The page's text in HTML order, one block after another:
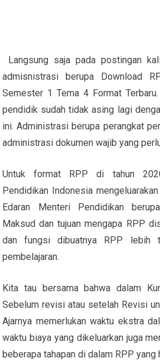
Langsung saja pada postingan
admisnistrasi berupa Download
Semester 1 Tema 4 Format
pendidik sudah tidak asing lagi
ini. Administrasi berupa perangkat
administrasi dokumen wajib yang
Untuk format RPP di tahun
Pendidikan Indonesia
Edaran Menteri Pendidikan
Maksud dan tujuan mengapa RPP
dan fungsi dibuatnya RPP lebih
pembelajaran.
Kita tau bersama bahwa dalam
Sebelum revisi atau setelah Revisi
Ajarnya memerlukan waktu ekstra
waktu biaya yang dikeluarkan juga
beberapa tahapan di dalam RPP yang